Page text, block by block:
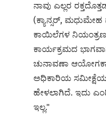
ನಾವು ಎಲ್ಲರ
(ಕ್ಯಾನ್ಸರ್,
ಕಾಯಿಲೆಗಳ
ಕಾರ್ಯಕ್ರಮದ
ಚುನಾವಣಾ
ಅಧಿಕಾರಿಯ
ಹೇಳಲಾಗಿದೆ. ಇದು
ಇಲ್ಲ."